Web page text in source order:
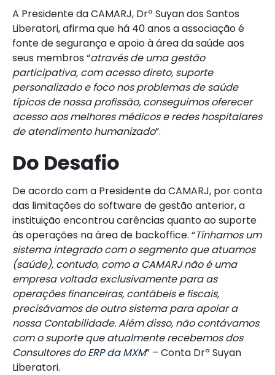
A Presidente da CAMARJ, Drª Suyan dos Santos
Liberatori, afirma que há 40 anos a associação é
fonte de segurança e apoio à área da saúde aos
seus membros “através de uma gestão
participativa, com acesso direto, suporte
personalizado e foco nos problemas de saúde
típicos de nossa profissão, conseguimos oferecer
acesso aos melhores médicos e redes hospitalares
deatendimento humanizado”.
Do Desafio
De acordo com a Presidente da CAMARJ, por conta
das limitações do software de gestão anterior, a
instituição encontrou carências quanto ao suporte
às operações na área de backoffice. “Tínhamos um
sistema integrado com o segmento que atuamos
(saúde), contudo, como a CAMARJ não é uma
empresa voltada exclusivamente para as
operações financeiras, contábeis e fiscais,
precisávamos de outro sistema para apoiar a
nossa Contabilidade. Além disso, não contávamos
com o suporte que atualmente recebemos dos
Consultores doERP da MXM” – Conta Drª Suyan
Liberatori.